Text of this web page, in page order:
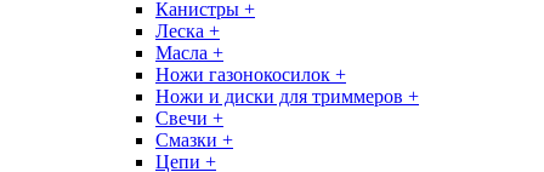
Канистры +
Леска +
Масла +
Ножи газонокосилок +
Ножи и диски для триммеров +
Свечи +
Смазки +
Цепи +